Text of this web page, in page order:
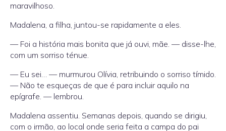
maravilhoso.
Madalena, a filha, juntou-se rapidamente a eles.
— Foi a história mais bonita que já ouvi, mãe. — disse-lhe,
com um sorriso ténue.
— Eu sei… — murmurou Olívia, retribuindo o sorriso tímido.
— Não te esqueças de que é para incluir aquilo na
epígrafe. — lembrou.
Madalena assentiu. Semanas depois, quando se dirigiu,
com o irmão, ao local onde seria feita a campa do pai